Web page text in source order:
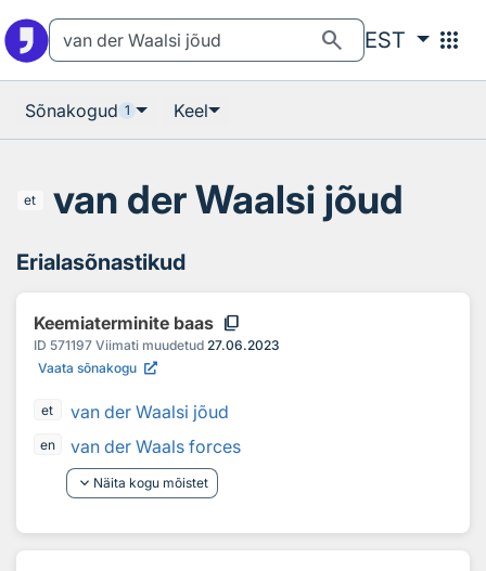
search EST apps
Sõnakogud 1 Keel
et van der Waalsi jõud
Erialasõnastikud
Keemiaterminite baas content_copy
ID 571197 Viimati muudetud 27.06.2023
Vaata sõnakogu
et van der Waalsi jõud
en
van der Waals forces
keyboard_arrow_down Näita kogu mõistet